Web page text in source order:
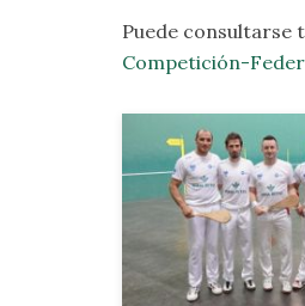
Puede consultarse
Competición-